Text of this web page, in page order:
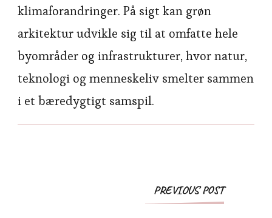
klimaforandringer. På sigt kan grøn
arkitektur udvikle sig til at omfatte hele
byområder og infrastrukturer, hvor natur,
teknologi og menneskeliv smelter sammen
i et bæredygtigt samspil.
PostPREVIOUS POST